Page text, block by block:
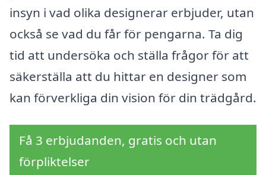
insyn i vad olika designerar erbjuder, utan
också se vad du får för pengarna. Ta dig
tid att undersöka och ställa frågor för att
säkerställa att du hittar en designer som
kan förverkliga din vision för din trädgård.
Få 3 erbjudanden, gratis och utan
förpliktelser